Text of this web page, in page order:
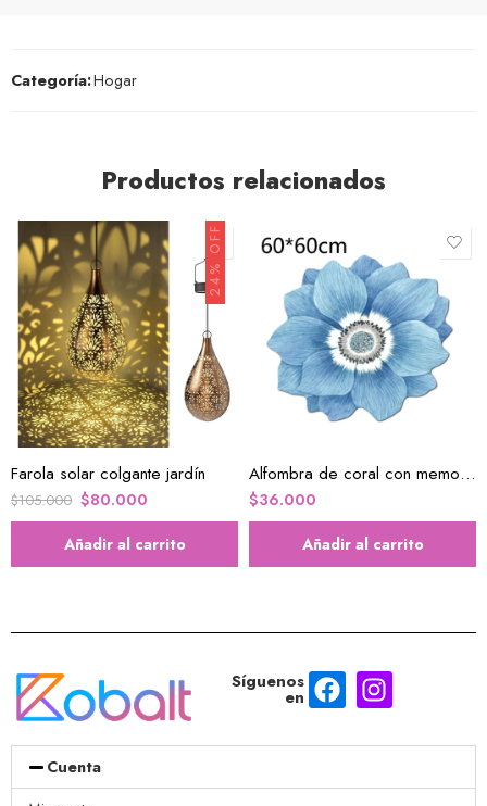
Categoría:Hogar
Productos relacionados
24% OFF
Farola solar colgante jardín
$105.000 $80.000
Añadir al carrito
Alfombra de coral con memoria de algodón
$36.000
Añadir al carrito
Síguenos
en
Cuenta